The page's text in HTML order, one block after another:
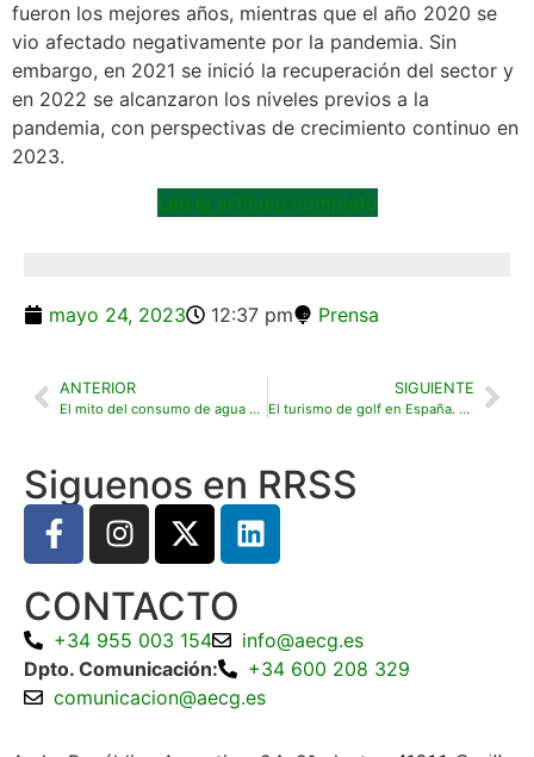
fueron los mejores años, mientras que el año 2020 se
vio afectado negativamente por la pandemia. Sin
embargo, en 2021 se inició la recuperación del sector y
en 2022 se alcanzaron los niveles previos a la
pandemia, con perspectivas de crecimiento continuo en
2023.
Lee el artículo completo
mayo 24, 2023 12:37 pm Prensa
ANTERIOR
El mito del consumo de agua desorbitado de los campos de golf en plena sequía
SIGUIENTE
El turismo de golf en España. Resumen de prensa de la AECG
Siguenos en RRSS
CONTACTO
+34 955 003 154
info@aecg.es
Dpto. Comunicación:
+34 600 208 329
comunicacion@aecg.es